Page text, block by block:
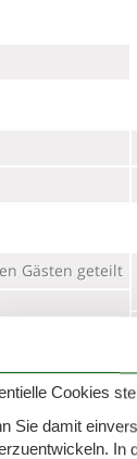
Gästen geteilt
Induktion
Cookies
Sie damit
In